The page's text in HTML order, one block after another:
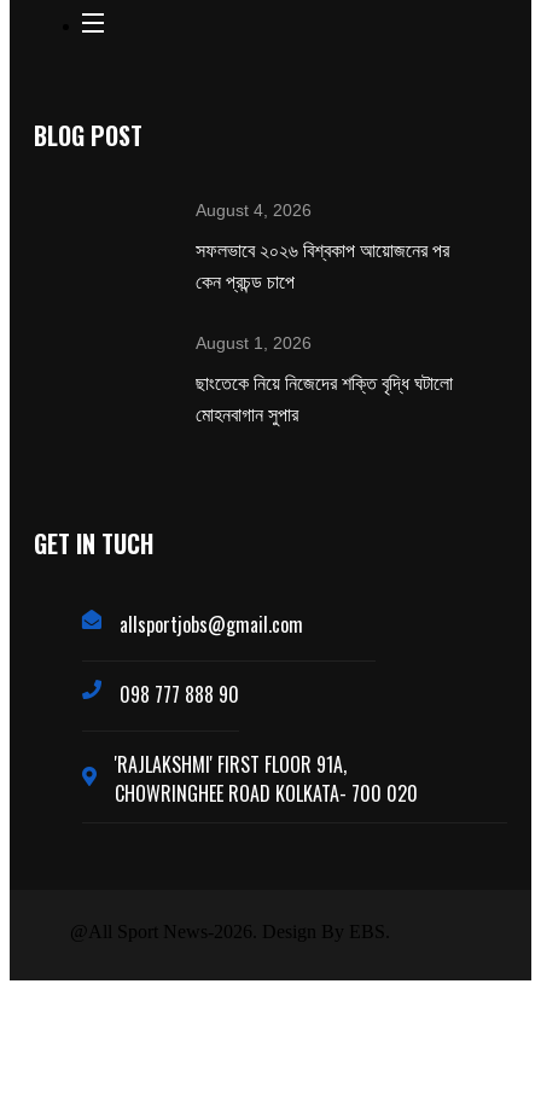
BLOG POST
August 4, 2026
সফলভাবে ২০২৬ বিশ্বকাপ আয়োজনের পর
কেন প্রচন্ড চাপে
August 1, 2026
ছাংতেকে নিয়ে নিজেদের শক্তি বৃদ্ধি ঘটালো
মোহনবাগান সুপার
GET IN TUCH
allsportjobs@gmail.com
098 777 888 90
'RAJLAKSHMI' FIRST FLOOR 91A,
CHOWRINGHEE ROAD KOLKATA- 700 020
@All Sport News-2026. Design By EBS.